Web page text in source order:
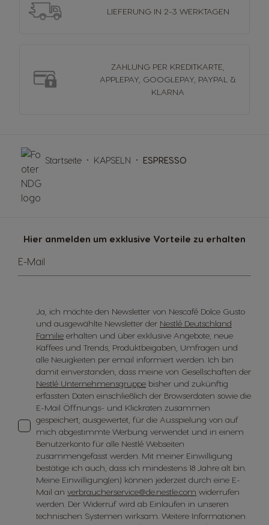
LIEFERUNGIN 2-3 WERKTAGEN
ZAHLUNG PER KREDITKARTE,
APPLEPAY, GOOGLEPAY, PAYPAL &
KLARNA
Hier anmelden um exklusive Vorteile zu erhalten
E-Mail
Ja, ich möchte den Newsletter von Nescafé Dolce Gusto
und ausgewählte Newsletter der Nestlé Deutschland
Familie erhalten und über exklusive Angebote, neue
Kaffees und Trends, Produktbeigaben, Umfragen und
alle Neuigkeiten per email informiert werden. Ich bin
damit einverstanden, dass meine von Gesellschaften der
Nestlé Unternehmensgruppe bisher und zukünftig
erfassten Daten einschließlich der Browserdaten sowie die
E-Mail Öffnungs- und Klickraten zusammen
gespeichert, ausgewertet, für die Ausspielung von auf
mich abgestimmte Werbung verwendet und in einem
Benutzerkonto für alle Nestlé Webseiten
zusammengefasst werden. Mit meiner Einwilligung
bestätige ich auch, dass ich mindestens 18 Jahre alt bin.
Meine Einwilligung(en) können jederzeit durch eine E-
Mail an verbraucherservice@de.nestle.com widerrufen
werden. Der Widerruf wird ab Einlaufen in unseren
technischen Systemen wirksam. Weitere Informationen
Startseite KAPSELN ESPRESSO